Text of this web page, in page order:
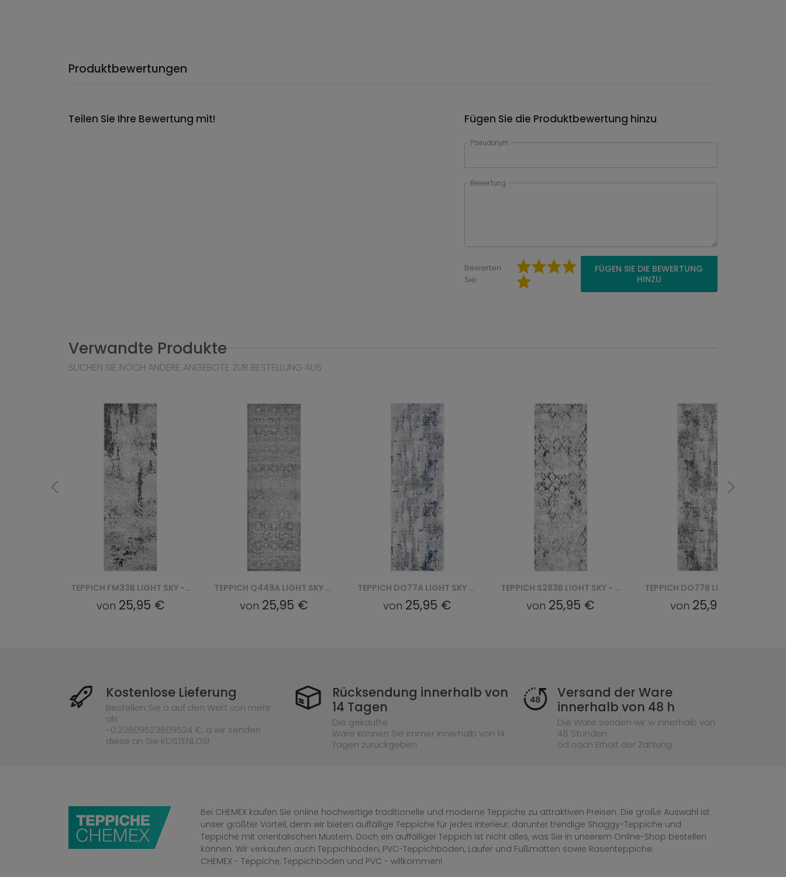
Produktbewertungen
Teilen Sie Ihre Bewertung mit! Fügen Sie die Produktbewertung hinzu
Pseudonym
Bewertung
Bewerten
Sie:
FÜGEN SIE DIE BEWERTUNG
HINZU
Verwandte Produkte
SUCHEN SIE NOCH ANDERE ANGEBOTE ZUR BESTELLUNG AUS
TEPPICH FM33B LIGHT SKY - SZARY
von 25,95 €
TEPPICH Q449A LIGHT SKY - SZARY
von 25,95 €
TEPPICH DO77A LIGHT SKY - SZARY
von 25,95 €
TEPPICH S283B LIGHT SKY - SZARY
von 25,95 € von 25,95 €
Kostenlose Lieferung
Bestellen Sie o auf den Wert von mehr
als
-0.23809523809524 €, a wir senden
diese an Sie KOSTENLOS!
Rücksendung innerhalb von
14 Tagen
Die gekaufte
Ware können Sie immer innerhalb von 14
Tagen zurückgeben
Versand der Ware
innerhalb von 48 h
Die Ware senden wir w innerhalb von
48 Stunden
od nach Erhalt der Zahlung
Bei CHEMEX kaufen Sie online hochwertige traditionelle und moderne Teppiche zu attraktiven Preisen. Die große Auswahl ist
unser größter Vorteil, denn wir bieten auffällige Teppiche für jedes Interieur, darunter trendige Shaggy-Teppiche und
Teppiche mit orientalischen Mustern. Doch ein auffälliger Teppich ist nicht alles, was Sie in unserem Online-Shop bestellen
können. Wir verkaufen auch Teppichböden, PVC-Teppichböden, Läufer und Fußmatten sowie Rasenteppiche.
CHEMEX - Teppiche, Teppichböden und PVC - willkommen!